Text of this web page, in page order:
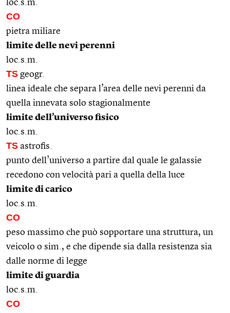
loc.s.m.
CO
pietra miliare
limite delle nevi perenni
loc.s.m.
TS geogr.
linea ideale che separa l’area delle nevi perenni da
quella innevata solo stagionalmente
limite dell’universo fisico
loc.s.m.
TS astrofis.
punto dell’universo a partire dal quale le galassie
recedono con velocità pari a quella della luce
limite di carico
loc.s.m.
CO
peso massimo che può sopportare una struttura, un
veicolo o sim., e che dipende sia dalla resistenza sia
dalle norme di legge
limite di guardia
loc.s.m.
CO